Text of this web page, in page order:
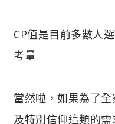
CP值是目前多數人
考量
當然啦，如果為了
及特別信仰這類的需